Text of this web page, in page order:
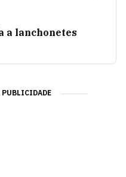
a lanchonetes
PUBLICIDADE